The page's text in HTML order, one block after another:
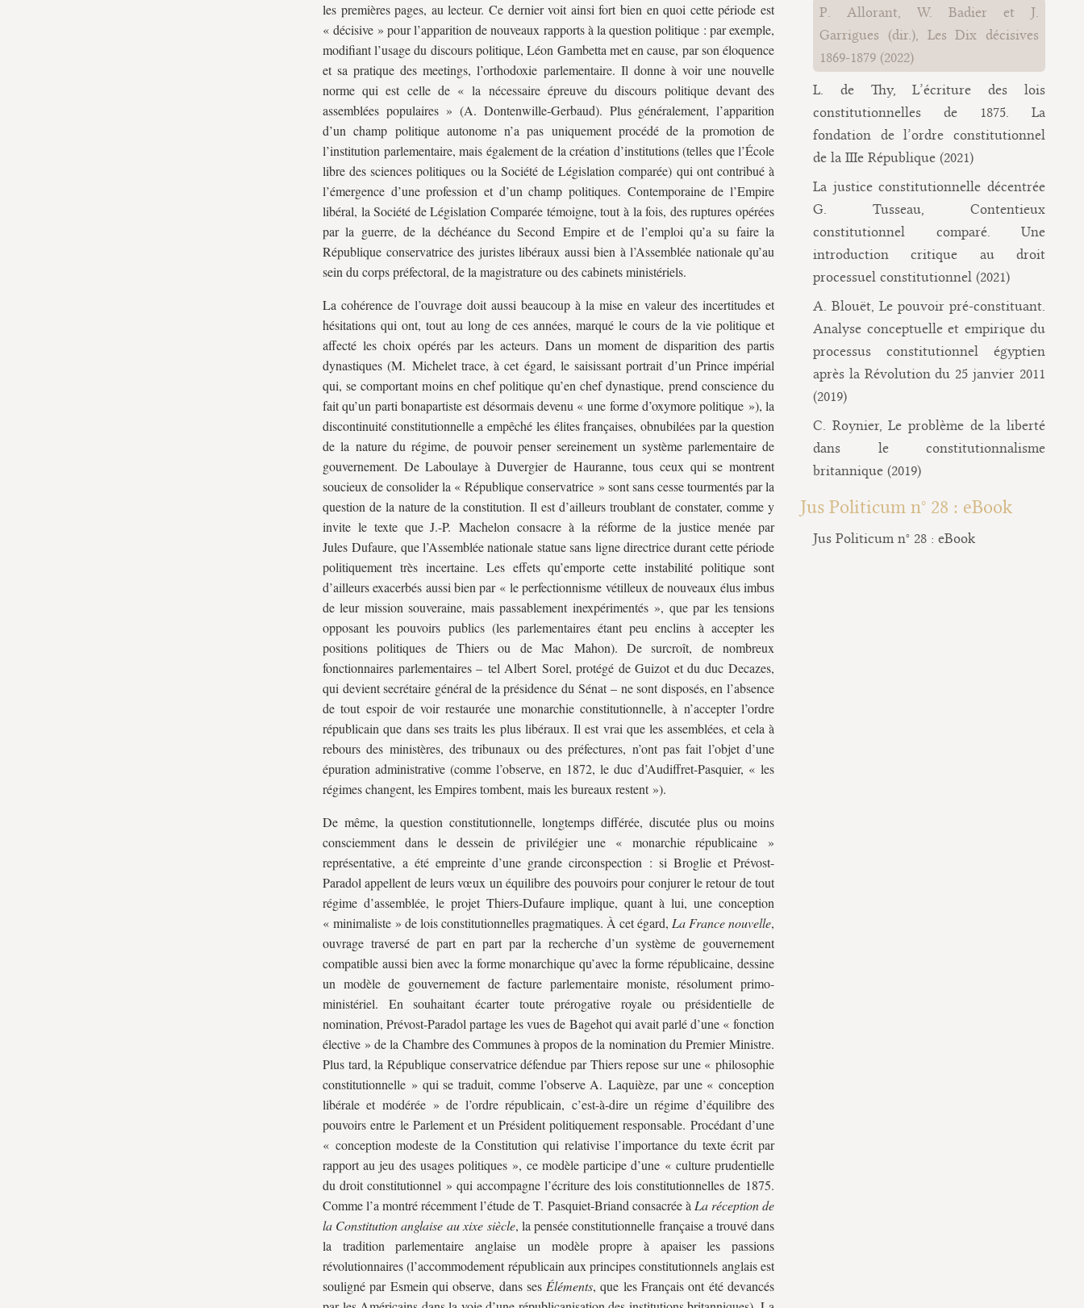
les premières pages, au lecteur. Ce dernier voit ainsi fort bien en quoi cette période est
« décisive » pour l’apparition de nouveaux rapports à la question politique : par exemple,
modifiant l’usage du discours politique, Léon Gambetta met en cause, par son éloquence
et sa pratique des meetings, l’orthodoxie parlementaire. Il donne à voir une nouvelle
norme qui est celle de « la nécessaire épreuve du discours politique devant des
assemblées populaires » (A. Dontenwille‑Gerbaud). Plus généralement, l’apparition
d’un champ politique autonome n’a pas uniquement procédé de la promotion de
l’institution parlementaire, mais également de la création d’institutions (telles que l’École
libre des sciences politiques ou la Société de Législation comparée) qui ont contribué à
l’émergence d’une profession et d’un champ politiques. Contemporaine de l’Empire
libéral, la Société de Législation Comparée témoigne, tout à la fois, des ruptures opérées
par la guerre, de la déchéance du Second Empire et de l’emploi qu’a su faire la
République conservatrice des juristes libéraux aussi bien à l’Assemblée nationale qu’au
sein du corps préfectoral, de la magistrature ou des cabinets ministériels.
La cohérence de l’ouvrage doit aussi beaucoup à la mise en valeur des incertitudes et
hésitations qui ont, tout au long de ces années, marqué le cours de la vie politique et
affecté les choix opérés par les acteurs. Dans un moment de disparition des partis
dynastiques (M. Michelet trace, à cet égard, le saisissant portrait d’un Prince impérial
qui, se comportant moins en chef politique qu’en chef dynastique, prend conscience du
fait qu’un parti bonapartiste est désormais devenu « une forme d’oxymore politique »), la
discontinuité constitutionnelle a empêché les élites françaises, obnubilées par la question
de la nature du régime, de pouvoir penser sereinement un système parlementaire de
gouvernement. De Laboulaye à Duvergier de Hauranne, tous ceux qui se montrent
soucieux de consolider la « République conservatrice » sont sans cesse tourmentés par la
question de la nature de la constitution. Il est d’ailleurs troublant de constater, comme y
invite le texte que J.-P. Machelon consacre à la réforme de la justice menée par
Jules Dufaure, que l’Assemblée nationale statue sans ligne directrice durant cette période
politiquement très incertaine. Les effets qu’emporte cette instabilité politique sont
d’ailleurs exacerbés aussi bien par « le perfectionnisme vétilleux de nouveaux élus imbus
de leur mission souveraine, mais passablement inexpérimentés », que par les tensions
opposant les pouvoirs publics (les parlementaires étant peu enclins à accepter les
positions politiques de Thiers ou de Mac Mahon). De surcroît, de nombreux
fonctionnaires parlementaires – tel Albert Sorel, protégé de Guizot et du duc Decazes,
qui devient secrétaire général de la présidence du Sénat – ne sont disposés, en l’absence
de tout espoir de voir restaurée une monarchie constitutionnelle, à n’accepter l’ordre
républicain que dans ses traits les plus libéraux. Il est vrai que les assemblées, et cela à
rebours des ministères, des tribunaux ou des préfectures, n’ont pas fait l’objet d’une
épuration administrative (comme l’observe, en 1872, le duc d’Audiffret-Pasquier, « les
régimes changent, les Empires tombent, mais les bureaux restent »).
De même, la question constitutionnelle, longtemps différée, discutée plus ou moins
consciemment dans le dessein de privilégier une « monarchie républicaine »
représentative, a été empreinte d’une grande circonspection : si Broglie et Prévost-
Paradol appellent de leurs vœux un équilibre des pouvoirs pour conjurer le retour de tout
régime d’assemblée, le projet Thiers-Dufaure implique, quant à lui, une conception
« minimaliste » de lois constitutionnelles pragmatiques. À cet égard, La France nouvelle,
ouvrage traversé de part en part par la recherche d’un système de gouvernement
compatible aussi bien avec la forme monarchique qu’avec la forme républicaine, dessine
un modèle de gouvernement de facture parlementaire moniste, résolument primo-
ministériel. En souhaitant écarter toute prérogative royale ou présidentielle de
nomination, Prévost-Paradol partage les vues de Bagehot qui avait parlé d’une « fonction
élective » de la Chambre des Communes à propos de la nomination du Premier Ministre.
Plus tard, la République conservatrice défendue par Thiers repose sur une « philosophie
constitutionnelle » qui se traduit, comme l’observe A. Laquièze, par une « conception
libérale et modérée » de l’ordre républicain, c’est-à-dire un régime d’équilibre des
pouvoirs entre le Parlement et un Président politiquement responsable. Procédant d’une
« conception modeste de la Constitution qui relativise l’importance du texte écrit par
rapport au jeu des usages politiques », ce modèle participe d’une « culture prudentielle
du droit constitutionnel » qui accompagne l’écriture des lois constitutionnelles de 1875.
Comme l’a montré récemment l’étude de T. Pasquiet-Briand consacrée à La réception de
la Constitution anglaise au xixe siècle, la pensée constitutionnelle française a trouvé dans
la tradition parlementaire anglaise un modèle propre à apaiser les passions
révolutionnaires (l’accommodement républicain aux principes constitutionnels anglais est
souligné par Esmein qui observe, dans ses Éléments, que les Français ont été devancés
P. Allorant, W. Badier et J.
Garrigues (dir.), Les Dix décisives
1869-1879 (2022)
L. de Thy, L’écriture des lois
constitutionnelles de 1875. La
fondation de l’ordre constitutionnel
de la IIIe République (2021)
La justice constitutionnelle décentrée
G. Tusseau, Contentieux
constitutionnel comparé. Une
introduction critique au droit
processuel constitutionnel (2021)
A. Blouët, Le pouvoir pré-constituant.
Analyse conceptuelle et empirique du
processus constitutionnel égyptien
après la Révolution du 25 janvier 2011
(2019)
C. Roynier, Le problème de la liberté
dans le constitutionnalisme
britannique (2019)
Jus Politicum n° 28 : eBook
Jus Politicum n° 28 : eBook